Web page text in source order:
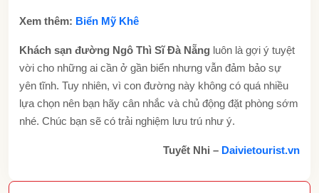
Xem thêm: Biển Mỹ Khê
Khách sạn đường Ngô Thì Sĩ Đà Nẵng luôn là gợi ý tuyệt
vời cho những ai cần ở gần biển nhưng vẫn đảm bảo sự
yên tĩnh. Tuy nhiên, vì con đường này không có quá nhiều
lựa chọn nên bạn hãy cân nhắc và chủ động đặt phòng sớm
nhé. Chúc bạn sẽ có trải nghiệm lưu trú như ý.
Tuyết Nhi – Daivietourist.vn